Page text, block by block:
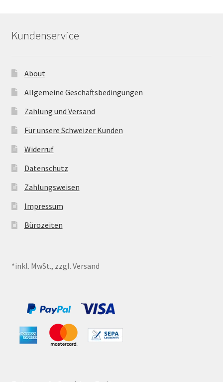
Kundenservice
About
Allgemeine Geschäftsbedingungen
Zahlung und Versand
Für unsere Schweizer Kunden
Widerruf
Datenschutz
Zahlungsweisen
Impressum
Bürozeiten
*inkl. MwSt., zzgl. Versand